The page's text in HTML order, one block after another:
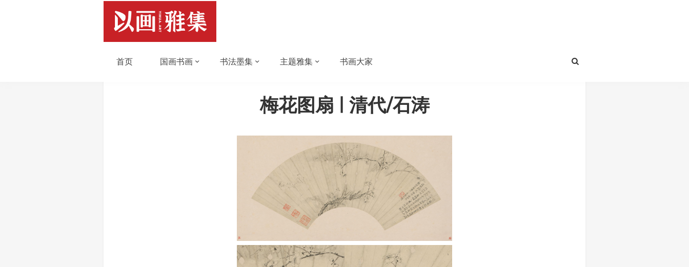
首页 国画书画 书法墨集 主题雅集 书画大家
梅花图扇 | 清代/石涛